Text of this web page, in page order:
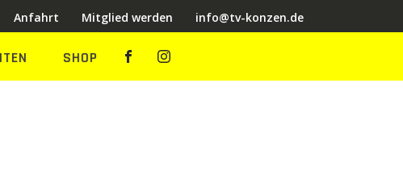
Anfahrt Mitglied werden info@tv-konzen.de
SHOP